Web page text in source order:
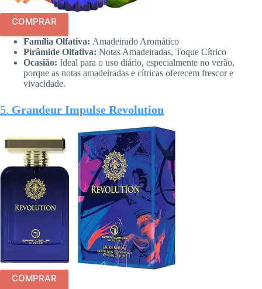
COMPRAR
Família Olfativa: Amadeirado Aromático
Pirâmide Olfativa: Notas Amadeiradas, Toque Cítrico
Ocasião: Ideal para o uso diário, especialmente no verão,
porque as notas amadeiradas e cítricas oferecem frescor e
vivacidade.
5. Grandeur Impulse Revolution
COMPRAR